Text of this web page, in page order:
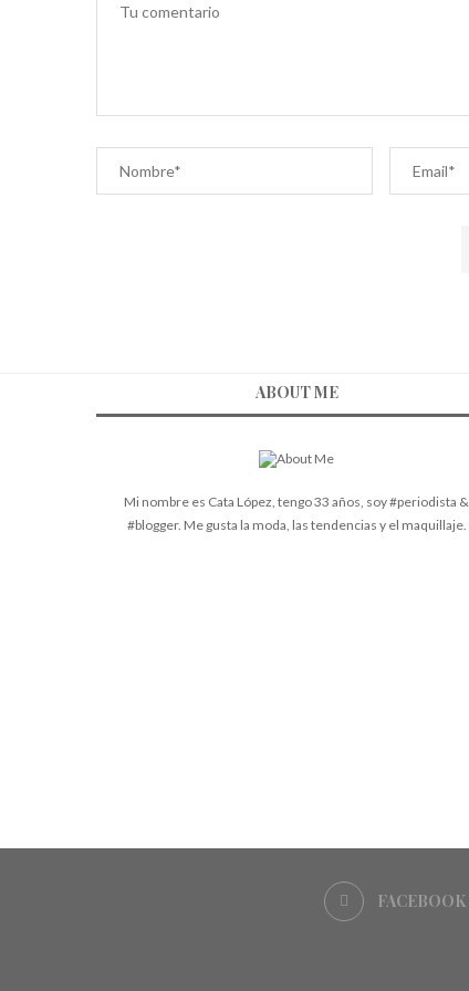
ABOUT ME
Mi nombre es Cata López, tengo 33 años, soy #periodista &
#blogger. Me gusta la moda, las tendencias y el maquillaje.
FACEBOOK